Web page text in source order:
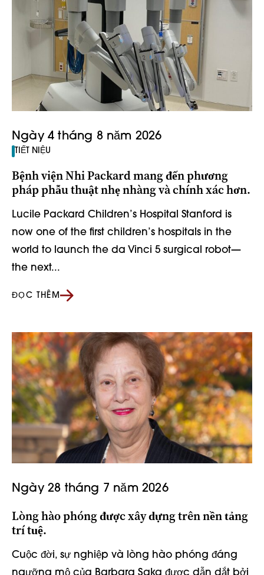
Ngày 4 tháng 8 năm 2026
TIẾT NIỆU
Bệnh viện Nhi Packard mang đến phương
pháp phẫu thuật nhẹ nhàng và chính xác hơn.
Lucile Packard Children’s Hospital Stanford is
now one of the first children’s hospitals in the
world to launch the da Vinci 5 surgical robot—
the next...
ĐỌC THÊM
Ngày 28 tháng 7 năm 2026
Lòng hào phóng được xây dựng trên nền tảng
trí tuệ.
Cuộc đời, sự nghiệp và lòng hào phóng đáng
ngưỡng mộ của Barbara Saka được dẫn dắt bởi